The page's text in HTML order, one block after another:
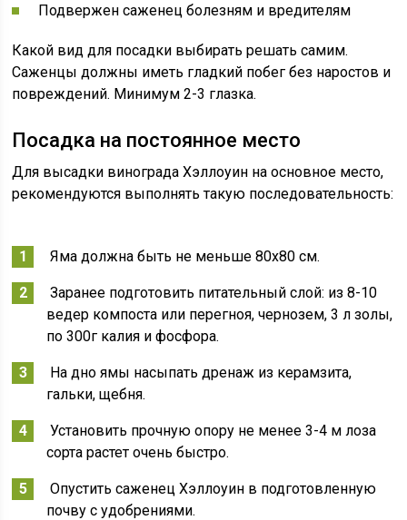
Подвержен саженец болезням и вредителям
Какой вид для посадки выбирать решать самим.
Саженцы должны иметь гладкий побег без наростов и
повреждений. Минимум 2-3 глазка.
Посадка на постоянное место
Для высадки винограда Хэллоуин на основное место,
рекомендуются выполнять такую последовательность:
Яма должна быть не меньше 80х80 см.
Заранее подготовить питательный слой: из 8-10
ведер компоста или перегноя, чернозем, 3 л золы,
по 300г калия и фосфора.
На дно ямы насыпать дренаж из керамзита,
гальки, щебня.
Установить прочную опору не менее 3-4 м лоза
сорта растет очень быстро.
Опустить саженец Хэллоуин в подготовленную
почву с удобрениями.